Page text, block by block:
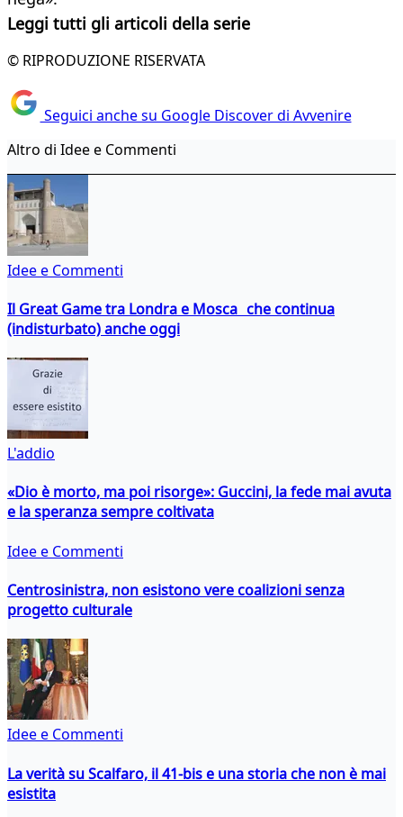
Leggi tutti gli articoli della serie
© RIPRODUZIONE RISERVATA
Seguici anche su Google Discover di Avvenire
Altro di Idee e Commenti
Idee e Commenti
Il Great Game tra Londra e Mosca che continua
(indisturbato) anche oggi
L'addio
«Dio è morto, ma poi risorge»: Guccini, la fede mai avuta
e la speranza sempre coltivata
Idee e Commenti
Centrosinistra, non esistono vere coalizioni senza
progetto culturale
Idee e Commenti
La verità su Scalfaro, il 41-bis e una storia che non è mai
esistita